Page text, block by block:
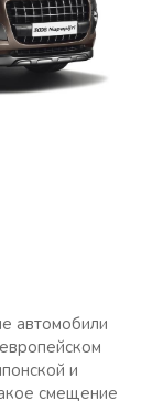
автомобили
и
смещение